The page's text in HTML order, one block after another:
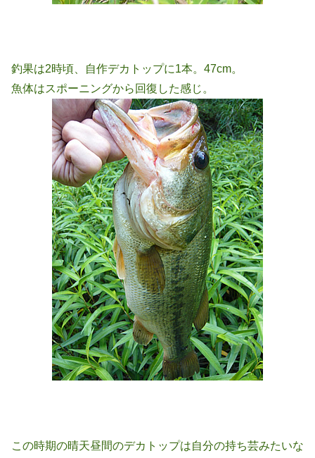
釣果は2時頃、自作デカトップに1本。47cm。
魚体はスポーニングから回復した感じ。
この時期の晴天昼間のデカトップは自分の持ち芸みたいな